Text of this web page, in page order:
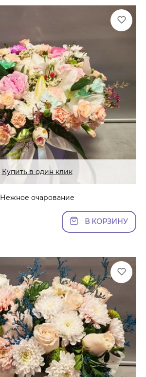
Купить в один клик
Нежное очарование
В КОРЗИНУ